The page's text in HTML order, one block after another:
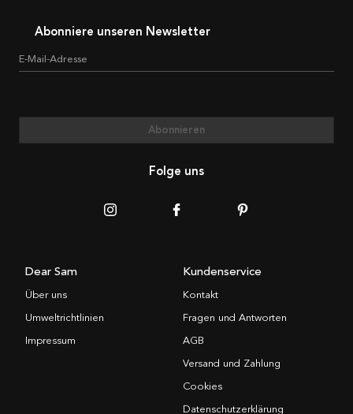
Abonniere unseren Newsletter
E-Mail-Adresse
Abonnieren
Folge uns
Dear Sam
Über uns
Umweltrichtlinien
Impressum
Kundenservice
Kontakt
Fragen und Antworten
AGB
Versand und Zahlung
Cookies
Datenschutzerklärung